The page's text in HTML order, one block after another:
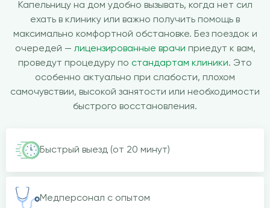
Капельницу на дом удобно вызывать, когда нет сил
ехать в клинику или важно получить помощь в
максимально комфортной обстановке. Без поездок и
очередей — лицензированные врачи приедут к вам,
проведут процедуру по стандартам клиники. Это
особенно актуально при слабости, плохом
самочувствии, высокой занятости или необходимости
быстрого восстановления.
Быстрый выезд (от 20 минут)
Медперсонал с опытом